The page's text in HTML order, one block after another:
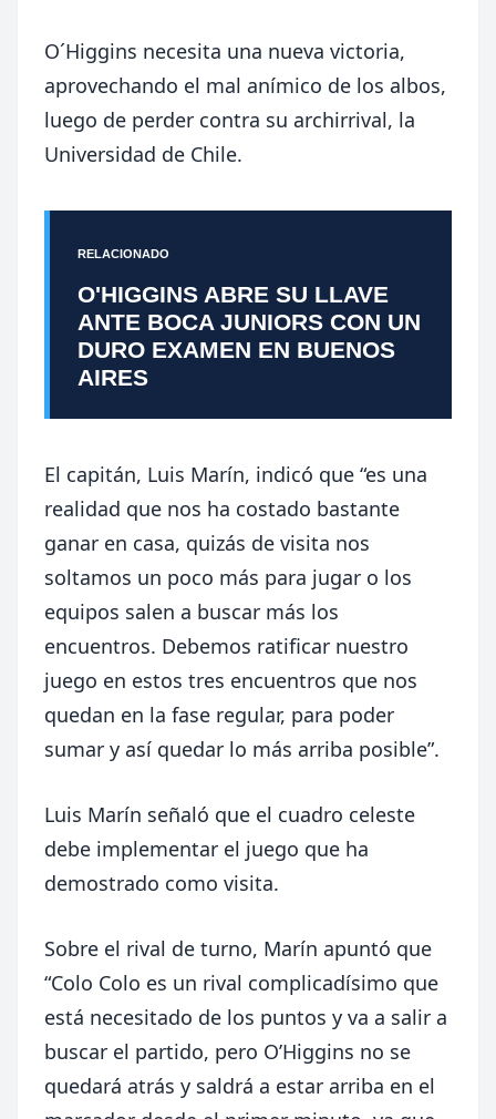
O´Higgins necesita una nueva victoria,
aprovechando el mal anímico de los albos,
luego de perder contra su archirrival, la
Universidad de Chile.
RELACIONADO
O'HIGGINS ABRE SU LLAVE
ANTE BOCA JUNIORS CON UN
DURO EXAMEN EN BUENOS
AIRES
El capitán, Luis Marín, indicó que “es una
realidad que nos ha costado bastante
ganar en casa, quizás de visita nos
soltamos un poco más para jugar o los
equipos salen a buscar más los
encuentros. Debemos ratificar nuestro
juego en estos tres encuentros que nos
quedan en la fase regular, para poder
sumar y así quedar lo más arriba posible”.
Luis Marín señaló que el cuadro celeste
debe implementar el juego que ha
demostrado como visita.
Sobre el rival de turno, Marín apuntó que
“Colo Colo es un rival complicadísimo que
está necesitado de los puntos y va a salir a
buscar el partido, pero O’Higgins no se
quedará atrás y saldrá a estar arriba en el